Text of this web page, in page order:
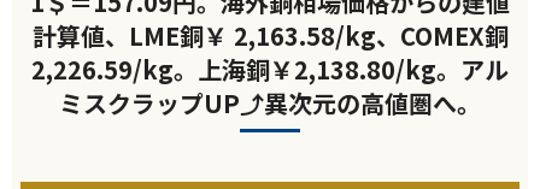
計算値、LME銅￥ 2,163.58/kg、COMEX銅
2,226.59/kg。上海銅￥2,138.80/kg。アル
ミスクラップUP⤴異次元の高値圏へ。